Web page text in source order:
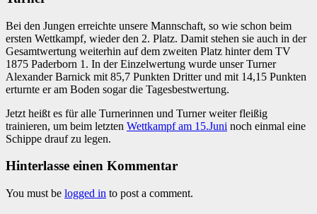
Bei den Jungen erreichte unsere Mannschaft, so wie schon beim
ersten Wettkampf, wieder den 2. Platz. Damit stehen sie auch in der
Gesamtwertung weiterhin auf dem zweiten Platz hinter dem TV
1875 Paderborn 1. In der Einzelwertung wurde unser Turner
Alexander Barnick mit 85,7 Punkten Dritter und mit 14,15 Punkten
erturnte er am Boden sogar die Tagesbestwertung.
Jetzt heißt es für alle Turnerinnen und Turner weiter fleißig
trainieren, um beim letzten Wettkampf am 15.Juni noch einmal eine
Schippe drauf zu legen.
Hinterlasse einen Kommentar
You must be logged in to post a comment.